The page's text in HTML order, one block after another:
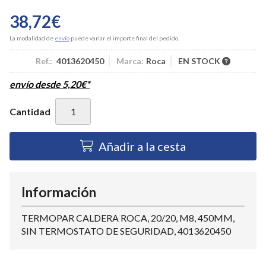
38,72€
La modalidad de envío puede variar el importe final del pedido.
Ref.: 4013620450 Marca: Roca EN STOCK
envío desde5,20€*
Cantidad
Añadir a la cesta
Información
TERMOPAR CALDERA ROCA, 20/20, M8, 450MM,
SIN TERMOSTATO DE SEGURIDAD, 4013620450